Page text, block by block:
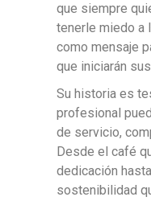
que siempre
tenerle miedo a
como mensaje
que iniciarán
Su historia es
profesional
de servicio,
Desde el café
dedicación
sostenibilidad